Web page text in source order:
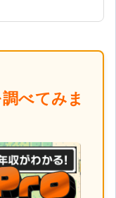
べてみま